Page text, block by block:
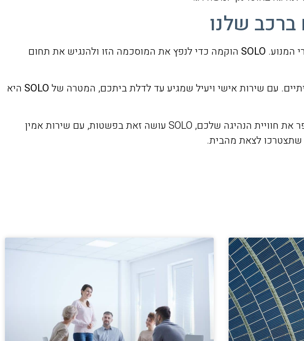
המנוע. SOLO הוקמה כדי לנפץ את המוסכמה הזו ולהנגיש את תחום
עם שירות אישי ויעיל שמגיע עד לדלת ביתכם, המטרה של SOLO היא
בין אם אתם מחפשים שמן הידראולי חדש, מסיר שריטות לרכב, או כל מוצר אחר שיכול לשפר את חוויית הנהיגה שלכם, SOLO עושה זאת בפשטות, עם שירות אמין
שתצטרכו לצאת מהבית.